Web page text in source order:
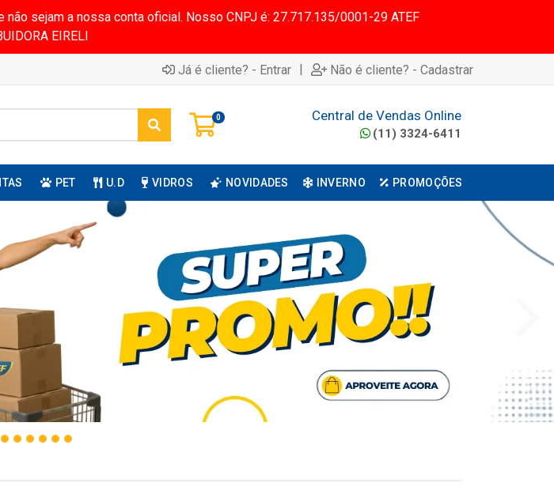
sejam a nossa conta oficial. Nosso CNPJ é: 27.717.135/0001-29 ATEF
EIRELI
Já é cliente? - Entrar | Não é cliente? - Cadastrar
0 Central de Vendas Online
(11) 3324-6411
PET U.D VIDROS NOVIDADES INVERNO PROMOÇÕES